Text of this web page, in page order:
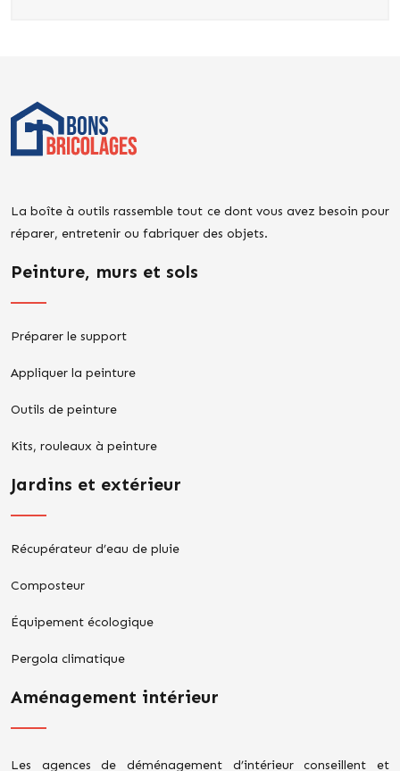
La boîte à outils rassemble tout ce dont vous avez besoin pour
réparer, entretenir ou fabriquer des objets.
Peinture, murs et sols
Préparer le support
Appliquer la peinture
Outils de peinture
Kits, rouleaux à peinture
Jardins et extérieur
Récupérateur d’eau de pluie
Composteur
Équipement écologique
Pergola climatique
Aménagement intérieur
Les agences de déménagement d’intérieur conseillent et